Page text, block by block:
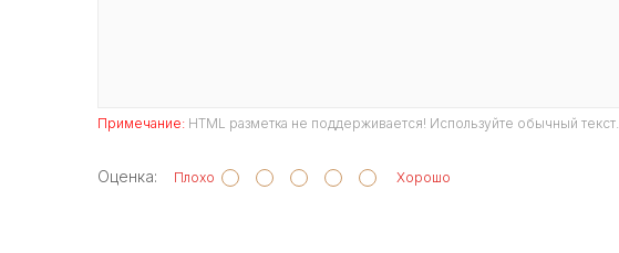
Примечание: HTML разметка не поддерживается! Используйте обычный текст.
Оценка: Плохо Хорошо